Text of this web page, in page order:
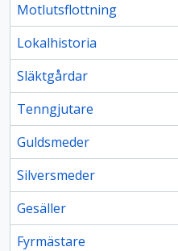
Motlutsflottning
Lokalhistoria
Släktgårdar
Tenngjutare
Guldsmeder
Silversmeder
Gesäller
Fyrmästare